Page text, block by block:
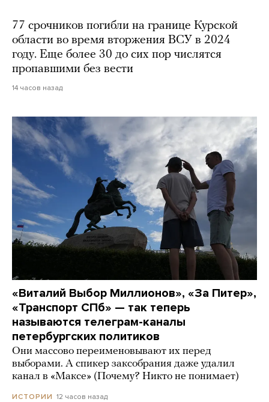
77 срочников погибли на границе Курской
области во время вторжения ВСУ в 2024
году. Еще более 30 до сих пор числятся
пропавшими без вести
14 часов назад
«Виталий Выбор Миллионов», «За Питер»,
«Транспорт СПб» — так теперь
называются телеграм-каналы
петербургских политиков
Они массово переименовывают их перед
выборами. А спикер заксобрания даже удалил
канал в «Максе» (Почему? Никто не понимает)
ИСТОРИИ 12 часов назад